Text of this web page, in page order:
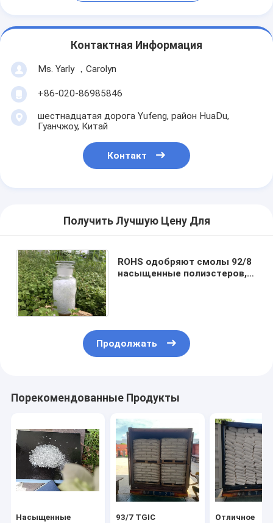
Контактная Информация
Ms. Yarly ，Carolyn
+86-020-86985846
шестнадцатая дорога Yufeng, район HuaDu,
Гуанчжоу, Китай
Контакт
Получить Лучшую Цену Для
ROHS одобряют смолы 92/8
насыщенные полиэстеров,
Продолжать
Порекомендованные Продукты
Насыщенные
93/7 TGIC
Отличное